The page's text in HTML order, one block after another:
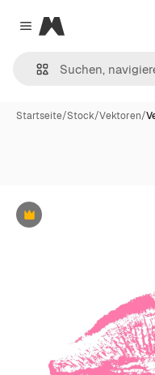
Close menu
Magnific
Startseite/Stock/Vektoren/
Premium